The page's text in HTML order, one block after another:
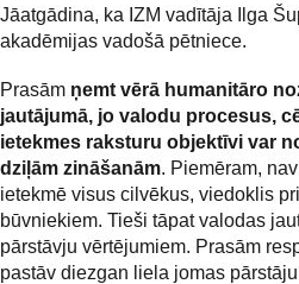
Jāatgādina, ka IZM vadītāja Ilga
akadēmijas vadošā pētniece.
Prasām ņemt vērā humanitāro
jautājumā, jo valodu procesus,
ietekmes raksturu objektīvi var
dziļām zināšanām. Piemēram,
ietekmē visus cilvēkus, viedoklis
būvniekiem. Tieši tāpat valodas
pārstāvju vērtējumiem. Prasām
pastāv diezgan liela jomas